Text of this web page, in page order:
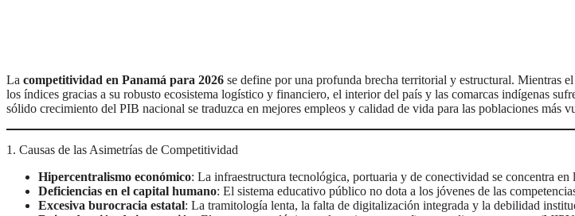
La competitividad en Panamá para 2026 se define por una profunda brecha territorial y estructural. Mientras
los índices gracias a su robusto ecosistema logístico y financiero, el interior del país y las comarcas indígenas
sólido crecimiento del PIB nacional se traduzca en mejores empleos y calidad de vida para las poblaciones más
1. Causas de las Asimetrías de Competitividad
Hipercentralismo económico: La infraestructura tecnológica, portuaria y de conectividad se concentra
Deficiencias en el capital humano: El sistema educativo público no dota a los jóvenes de las
Excesiva burocracia estatal: La tramitología lenta, la falta de digitalización integrada y la debilidad